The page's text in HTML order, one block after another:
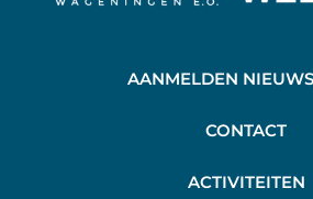
AANMELDEN
CONTACT
ACTIVITEITEN